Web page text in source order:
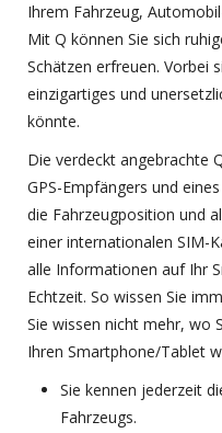
Ihrem Fahrzeug,
Mit Q können Sie sich
Schätzen erfreuen. Vorbei
einzigartiges und
könnte.
Die verdeckt angebrachte
GPS-Empfängers und
die Fahrzeugposition und
einer internationalen SIM-
alle Informationen auf Ihr
Echtzeit. So wissen Sie
Sie wissen nicht mehr, wo
Ihren Smartphone/Tablet
Sie kennen jederzeit
Fahrzeugs.